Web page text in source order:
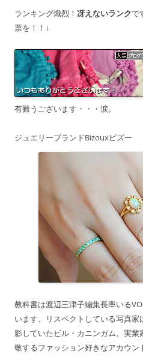
ランキング熾烈！ 冴えないランクで
票を！！↓
有難うございます・・・涙。
ジュエリーブランドBizouxビズー
教科書は渡辺三津子編集長率いる
います。リスペクトしている写真
影していたビル・カニンガム。実
敬するファッション好きなアカウン